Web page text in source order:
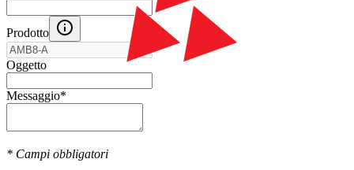
Prodotto
Oggetto
Messaggio*
* Campi obbligatori